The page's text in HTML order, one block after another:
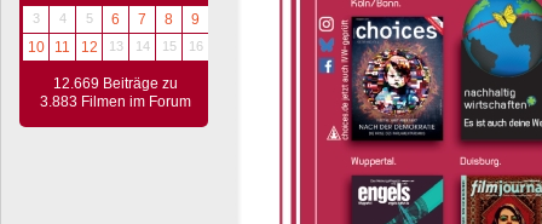
3
4 5 6 7 8
9
10
11 12 13 14 15 16
12.669 Beiträge zu
3.883 Filmen im Forum